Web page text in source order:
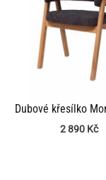
Dubové křesílko
2 890 Kč